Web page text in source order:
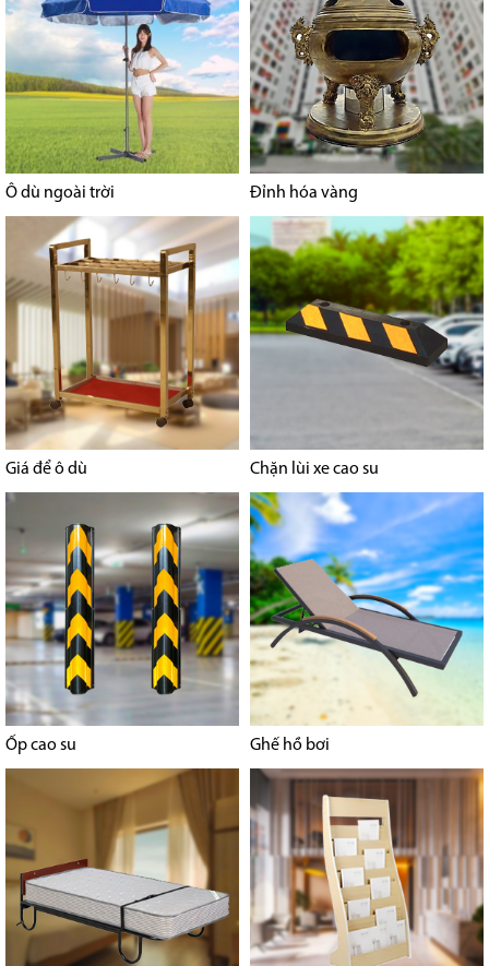
Ô dù ngoài trời Đỉnh hóa vàng
Giá để ô dù Chặn lùi xe cao su
Ốp cao su Ghế hồ bơi